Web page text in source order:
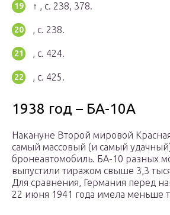
↑ , с. 238, 378.
, с. 238.
, с. 424.
, с. 425.
1938 год – БА-10А
Накануне Второй мировой
самый массовый (и самый
бронеавтомобиль. БА-10 разных
выпустили тиражом свыше 3,3
Для сравнения, Германия перед
22 июня 1941 года имела меньше